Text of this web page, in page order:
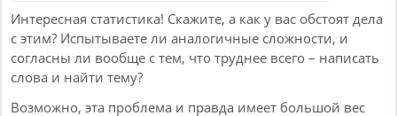
Интересная статистика! Скажите, а как у вас обстоят дела
с этим? Испытываете ли аналогичные сложности, и
согласны ли вообще с тем, что труднее всего – написать
слова и найти тему?
Возможно, эта проблема и правда имеет большой вес